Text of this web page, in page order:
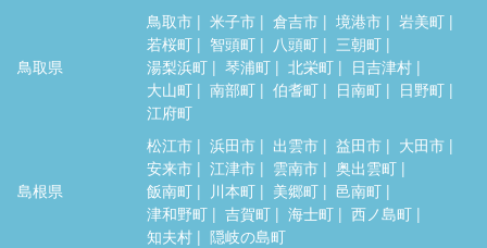
鳥取県
鳥取市 米子市 倉吉市 境港市
岩美町
若桜町
智頭町 八頭町
三朝町
湯梨浜町
琴浦町 北栄町
日吉津村
大山町
南部町 伯耆町 日南町
日野町
江府町
島根県
松江市 浜田市 出雲市 益田市
大田市
安来市
江津市 雲南市
奥出雲町
飯南町
川本町 美郷町
邑南町
津和野町
吉賀町 海士町
西ノ島町
知夫村
隠岐の島町